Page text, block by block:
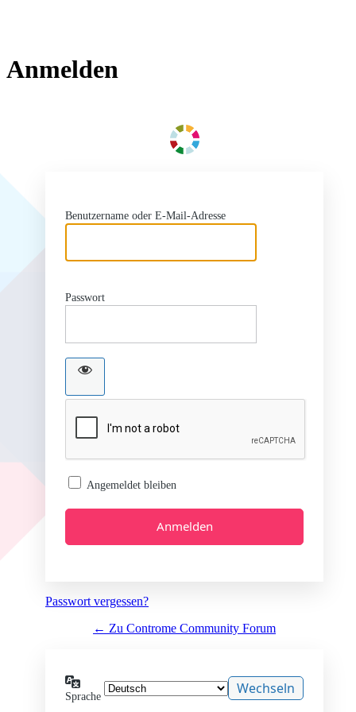
Anmelden
Benutzername oder E-Mail-Adresse
Passwort
Angemeldet bleiben
Passwort vergessen?
← Zu Controme Community Forum
Sprache